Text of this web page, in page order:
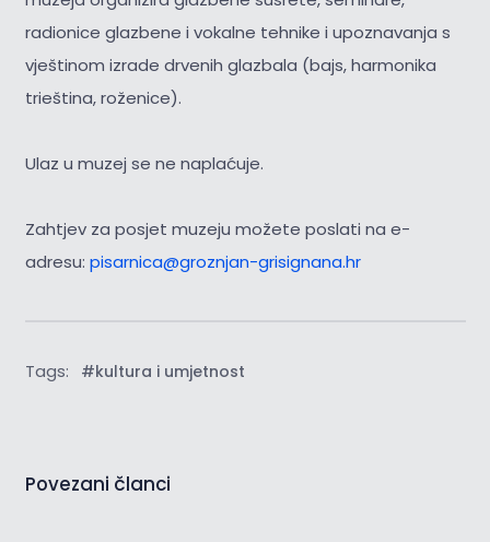
radionice glazbene i vokalne tehnike i upoznavanja s
vještinom izrade drvenih glazbala (bajs, harmonika
trieština, roženice).
Ulaz u muzej se ne naplaćuje.
Zahtjev za posjet muzeju možete poslati na e-
adresu: pisarnica@groznjan-grisignana.hr
Tags: #kultura i umjetnost
Povezani članci